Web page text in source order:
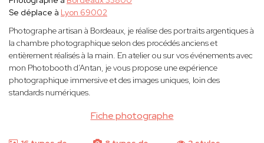
Fiche photographe
Se déplace à Lyon 69002
Photographe artisan à Bordeaux, je réalise des portraits argentiques à
la chambre photographique selon des procédés anciens et
entièrement réalisés à la main. En atelier ou sur vos événements avec
mon Photobooth d’Antan, je vous propose une expérience
photographique immersive et des images uniques, loin des
standards numériques.